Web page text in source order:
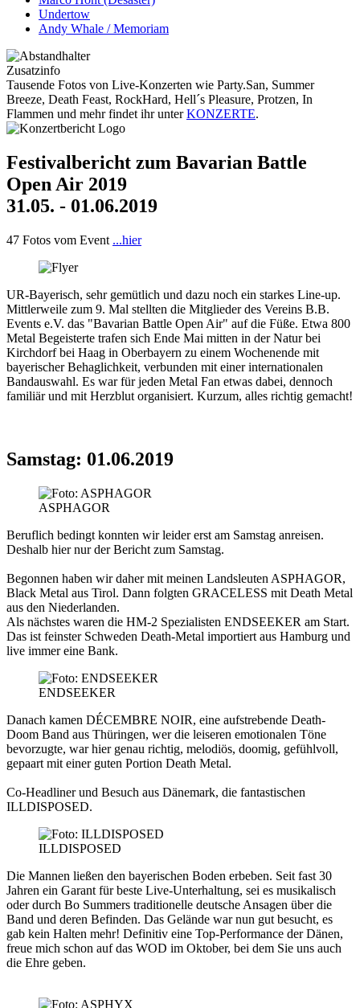
Undertow
Andy Whale / Memoriam
Zusatzinfo
Tausende Fotos von Live-Konzerten wie Party.San, Summer
Breeze, Death Feast, RockHard, Hell´s Pleasure, Protzen, In
Flammen und mehr findet ihr unterKONZERTE.
Festivalbericht zum Bavarian Battle
Open Air 2019
31.05. - 01.06.2019
47 Fotos vom Event ...hier
UR-Bayerisch, sehr gemütlich und dazu noch ein starkes Line-up.
Mittlerweile zum 9. Mal stellten die Mitglieder des Vereins B.B.
Events e.V. das "Bavarian Battle Open Air" auf die Füße. Etwa 800
Metal Begeisterte trafen sich Ende Mai mitten in der Natur bei
Kirchdorf bei Haag in Oberbayern zu einem Wochenende mit
bayerischer Behaglichkeit, verbunden mit einer internationalen
Bandauswahl. Es war für jeden Metal Fan etwas dabei, dennoch
familiär und mit Herzblut organisiert. Kurzum, alles richtig gemacht!
Samstag: 01.06.2019
ASPHAGOR
Beruflich bedingt konnten wir leider erst am Samstag anreisen.
Deshalb hier nur der Bericht zum Samstag.
Begonnen haben wir daher mit meinen Landsleuten ASPHAGOR,
Black Metal aus Tirol. Dann folgten GRACELESS mit Death Metal
aus den Niederlanden.
Als nächstes waren die HM-2 Spezialisten ENDSEEKER am Start.
Das ist feinster Schweden Death-Metal importiert aus Hamburg und
live immer eine Bank.
ENDSEEKER
Danach kamen DÉCEMBRE NOIR, eine aufstrebende Death-
Doom Band aus Thüringen, wer die leiseren emotionalen Töne
bevorzugte, war hier genau richtig, melodiös, doomig, gefühlvoll,
gepaart mit einer guten Portion Death Metal.
Co-Headliner und Besuch aus Dänemark, die fantastischen
ILLDISPOSED.
ILLDISPOSED
Die Mannen ließen den bayerischen Boden erbeben. Seit fast 30
Jahren ein Garant für beste Live-Unterhaltung, sei es musikalisch
oder durch Bo Summers traditionelle deutsche Ansagen über die
Band und deren Befinden. Das Gelände war nun gut besucht, es
gab kein Halten mehr! Definitiv eine Top-Performance der Dänen,
freue mich schon auf das WOD im Oktober, bei dem Sie uns auch
die Ehre geben.